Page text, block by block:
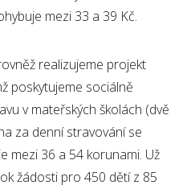
mezi 33 a 39 Kč.
realizujeme projekt
poskytujeme sociálně
v mateřských školách (dvě
za denní stravování se
mezi 36 a 54 korunami. Už
žádosti pro 450 dětí z 85